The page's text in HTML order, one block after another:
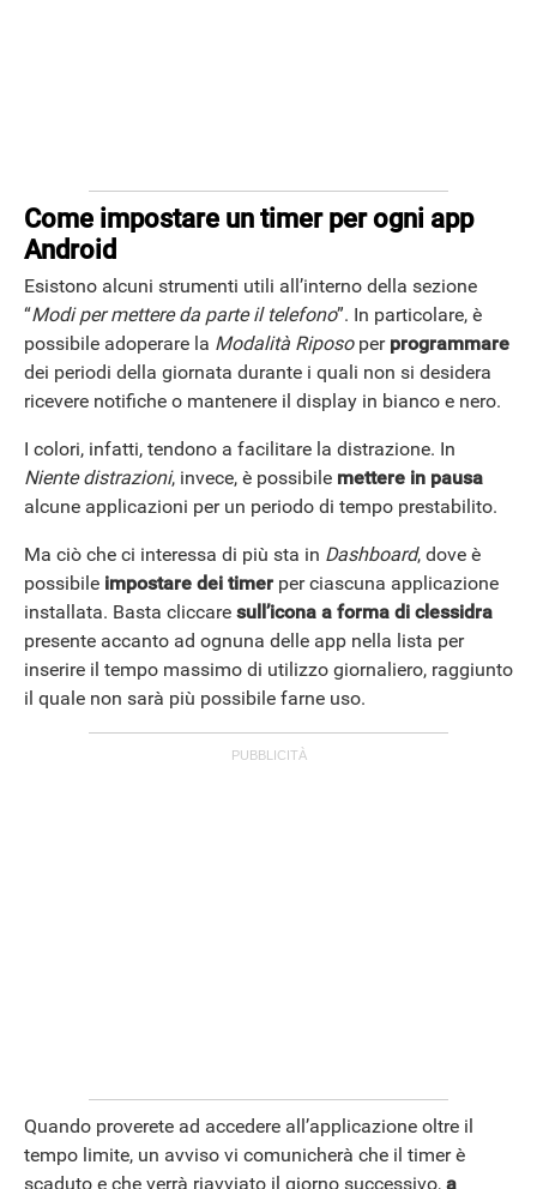
Come impostare un timer per ogni app
Android
Esistono alcuni strumenti utili all’interno della sezione
“Modi per mettere da parte il telefono”. In particolare, è
possibile adoperare la Modalità Riposoper programmare
dei periodi della giornata durante i quali non si desidera
ricevere notifiche o mantenere il display in bianco e nero.
I colori, infatti, tendono a facilitare la distrazione. In
Niente distrazioni, invece, è possibile mettere in pausa
alcune applicazioni per un periodo di tempo prestabilito.
Ma ciò che ci interessa di più sta in Dashboard, dove è
possibile impostare dei timer per ciascuna applicazione
installata. Basta cliccare sull’icona a forma di clessidra
presente accanto ad ognuna delle app nella lista per
inserire il tempo massimo di utilizzo giornaliero, raggiunto
il quale non sarà più possibile farne uso.
Quando proverete ad accedere all’applicazione oltre il
tempo limite, un avviso vi comunicherà che il timer è
scaduto e che verrà riavviato il giorno successivo, a